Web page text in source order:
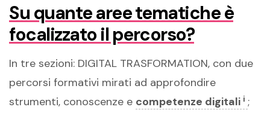
Su quante aree tematiche è
focalizzato il percorso?
In tre sezioni: DIGITAL TRASFORMATION, con due
percorsi formativi mirati ad approfondire
strumenti, conoscenze e competenze digitali i ;